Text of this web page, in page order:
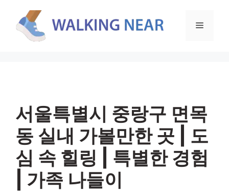
메
서울특별시 중랑구 면목
동 실내 가볼만한 곳 | 도
심 속 힐링 | 특별한 경험
| 가족 나들이